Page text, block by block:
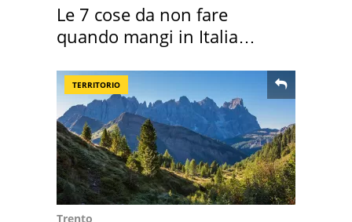
Le 7 cose da non fare
quando mangi in Italia
TERRITORIO
Trento